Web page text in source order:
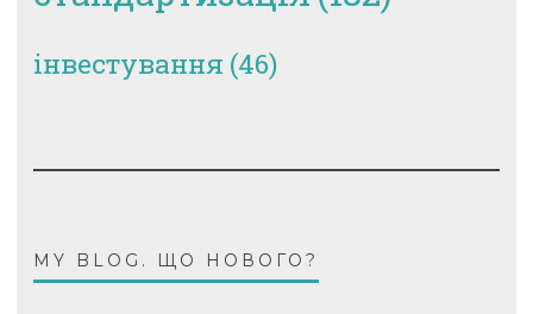
інвестування (46)
MY BLOG. ЩО НОВОГО?